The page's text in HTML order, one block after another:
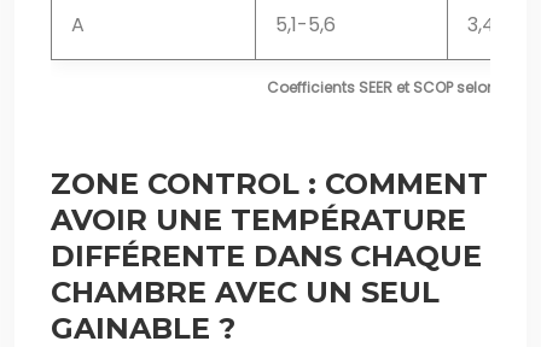
Coefficients SEER et SCOP selon les
A 5,1-5,6 3,4-4,0
ZONE CONTROL : COMMENT
AVOIR UNE TEMPÉRATURE
DIFFÉRENTE DANS CHAQUE
CHAMBRE AVEC UN SEUL
GAINABLE ?